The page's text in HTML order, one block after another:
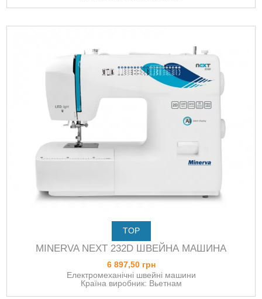
TOP
MINERVA NEXT 232D ШВЕЙНА МАШИНА
6 897,50 грн
Електромеханічні швейні машини
Країна виробник: Вьетнам